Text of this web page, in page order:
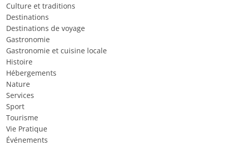
Culture et traditions
Destinations
Destinations de voyage
Gastronomie
Gastronomie et cuisine locale
Histoire
Hébergements
Nature
Services
Sport
Tourisme
Vie Pratique
Événements